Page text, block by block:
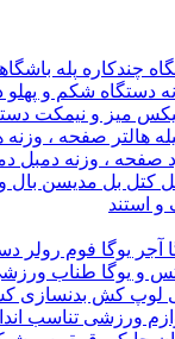
پله باشگاهی
شکم و پهلو
میز و نیمکتدسته و
صفحه ، وزنه هالتر
، وزنه دمبل دمبل
بلمدیسن بالوزنه
فوم رولر دستکش
طناب ورزشی
کش بدنسازیکش
تناسب اندام